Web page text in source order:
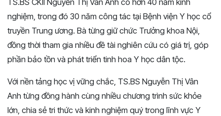
TS.BS CKII Nguyễn Thị Vân Anh có hơn 40 năm kinh
nghiệm, trong đó 30 năm công tác tại Bệnh viện Y học cổ
truyền Trung ương. Bà từng giữ chức Trưởng khoa Nội,
đồng thời tham gia nhiều đề tài nghiên cứu có giá trị, góp
phần bảo tồn và phát triển tinh hoa Y học dân tộc.
Với nền tảng học vị vững chắc, TS.BS Nguyễn Thị Vân
Anh từng đồng hành cùng nhiều chương trình sức khỏe
lớn, chia sẻ tri thức và kinh nghiệm quý trong lĩnh vực Y